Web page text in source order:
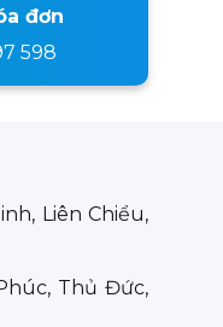
đơn
598
Liên Chiểu,
Thủ Đức,